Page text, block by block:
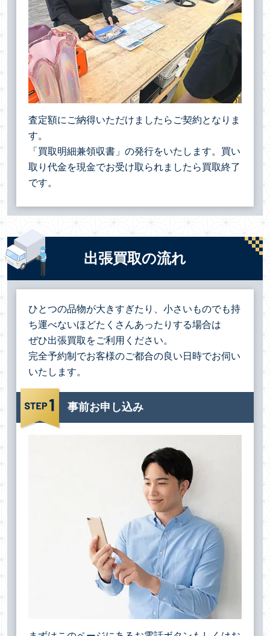
査定額にご納得いただけましたらご契約となりま
す。
「買取明細兼領収書」の発行をいたします。買い
取り代金を現金でお受け取られましたら買取終了
です。
出張買取の流れ
ひとつの品物が大きすぎたり、小さいものでも持
ち運べないほどたくさんあったりする場合は
ぜひ出張買取をご利用ください。
完全予約制でお客様のご都合の良い日時でお伺い
いたします。
事前お申し込み